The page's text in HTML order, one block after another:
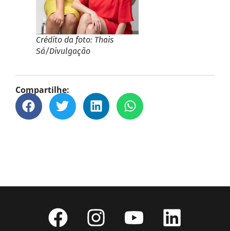
Crédito da foto: Thais
Sá/Divulgação
Compartilhe: